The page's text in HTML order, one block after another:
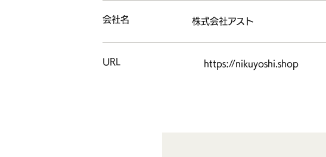
会社名 株式会社アスト
URL https://nikuyoshi.shop